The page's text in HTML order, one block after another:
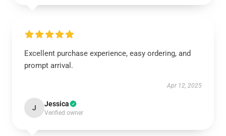
Excellent purchase experience, easy ordering, and
prompt arrival.
Apr 12, 2025
J Jessica
Verified owner